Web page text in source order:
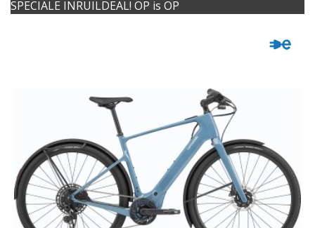
SPECIALE INRUILDEAL! OP is OP